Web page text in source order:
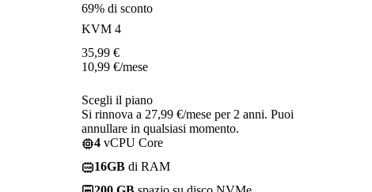
69% di sconto
KVM 4
35,99 €
10,99 €/mese
Scegli il piano
Si rinnova a 27,99 €/mese per 2 anni. Puoi
annullare in qualsiasi momento.
4 vCPU Core
16GB di RAM